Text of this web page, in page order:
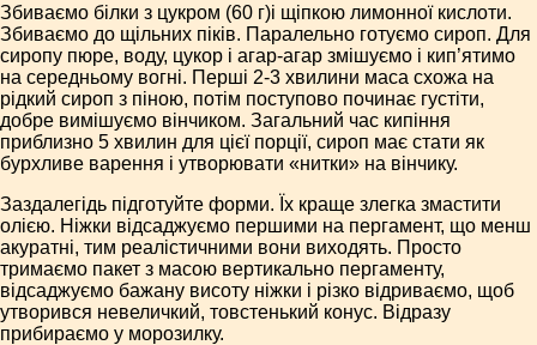
Збиваємо білки з цукром (60 г)і щіпкою лимонної кислоти.
Збиваємо до щільних піків. Паралельно готуємо сироп. Для
сиропу пюре, воду, цукор і агар-агар змішуємо і кип’ятимо
на середньому вогні. Перші 2-3 хвилини маса схожа на
рідкий сироп з піною, потім поступово починає густіти,
добре вимішуємо вінчиком. Загальний час кипіння
приблизно 5 хвилин для цієї порції, сироп має стати як
бурхливе варення і утворювати «нитки» на вінчику.
Заздалегідь підготуйте форми. Їх краще злегка змастити
олією. Ніжки відсаджуємо першими на пергамент, що менш
акуратні, тим реалістичними вони виходять. Просто
тримаємо пакет з масою вертикально пергаменту,
відсаджуємо бажану висоту ніжки і різко відриваємо, щоб
утворився невеличкий, товстенький конус. Відразу
прибираємо у морозилку.